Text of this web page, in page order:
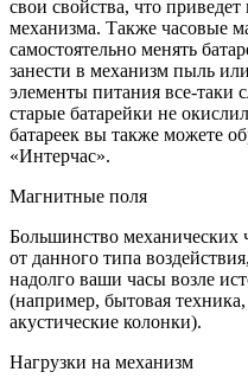
свои свойства, что
механизма. Также часовые
самостоятельно менять
занести в механизм пыль
элементы питания все-таки
старые батарейки не
батареек вы также можете
«Интерчас».
Магнитные поля
Большинство
от данного типа
надолго ваши часы возле
(например, бытовая
акустические колонки).
Нагрузки на механизм